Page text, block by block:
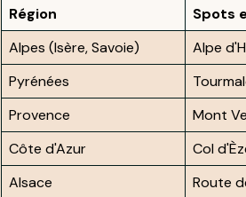
Région Spots
Alpes (Isère, Savoie)
Alpe
Pyrénées
Provence
Mont
Côte d'Azur
Col
Alsace
Route